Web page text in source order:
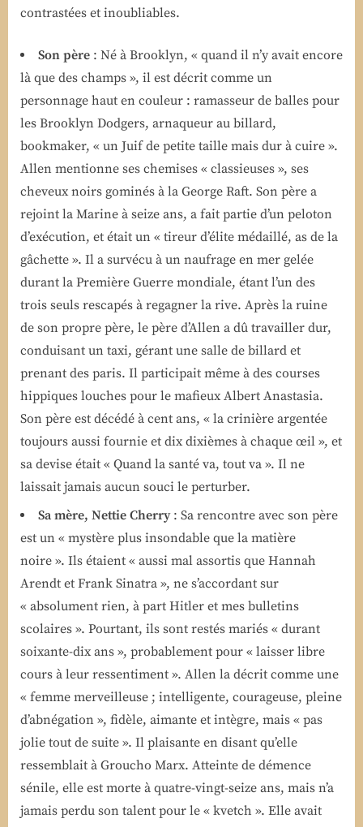
contrastées et inoubliables.
Son père : Né à Brooklyn, « quand il n’y avait encore
là que des champs », il est décrit comme un
personnage haut en couleur : ramasseur de balles pour
les Brooklyn Dodgers, arnaqueur au billard,
bookmaker, « un Juif de petite taille mais dur à cuire ».
Allen mentionne ses chemises « classieuses », ses
cheveux noirs gominés à la George Raft. Son père a
rejoint la Marine à seize ans, a fait partie d’un peloton
d’exécution, et était un « tireur d’élite médaillé, as de la
gâchette ». Il a survécu à un naufrage en mer gelée
durant la Première Guerre mondiale, étant l’un des
trois seuls rescapés à regagner la rive. Après la ruine
de son propre père, le père d’Allen a dû travailler dur,
conduisant un taxi, gérant une salle de billard et
prenant des paris. Il participait même à des courses
hippiques louches pour le mafieux Albert Anastasia.
Son père est décédé à cent ans, « la crinière argentée
toujours aussi fournie et dix dixièmes à chaque œil », et
sa devise était « Quand la santé va, tout va ». Il ne
laissait jamais aucun souci le perturber.
Sa mère, Nettie Cherry: Sa rencontre avec son père
est un « mystère plus insondable que la matière
noire ». Ils étaient « aussi mal assortis que Hannah
Arendt et Frank Sinatra », ne s’accordant sur
« absolument rien, à part Hitler et mes bulletins
scolaires ». Pourtant, ils sont restés mariés « durant
soixante-dix ans », probablement pour « laisser libre
cours à leur ressentiment ». Allen la décrit comme une
« femme merveilleuse ; intelligente, courageuse, pleine
d’abnégation », fidèle, aimante et intègre, mais « pas
jolie tout de suite ». Il plaisante en disant qu’elle
ressemblait à Groucho Marx. Atteinte de démence
sénile, elle est morte à quatre-vingt-seize ans, mais n’a
jamais perdu son talent pour le « kvetch ». Elle avait